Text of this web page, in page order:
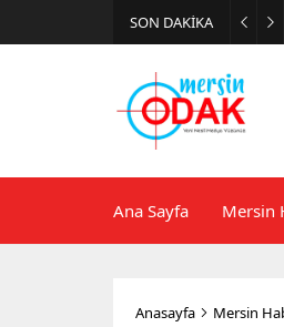
SON DAKİKA
Ana Sayfa Mersin
Anasayfa Mersin